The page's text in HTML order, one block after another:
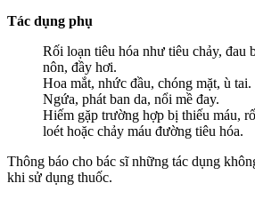
Tác dụng phụ
Rối loạn tiêu hóa như tiêu chảy, đau
nôn, đầy hơi.
Hoa mắt, nhức đầu, chóng mặt, ù tai.
Ngứa, phát ban da, nổi mề đay.
Hiếm gặp trường hợp bị thiếu máu,
loét hoặc chảy máu đường tiêu hóa.
Thông báo cho bác sĩ những tác dụng
khi sử dụng thuốc.